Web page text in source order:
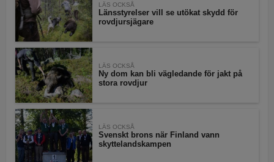
LÄS OCKSÅ
Länsstyrelser vill se utökat skydd för
rovdjursjägare
LÄS OCKSÅ
Ny dom kan bli vägledande för jakt på
stora rovdjur
LÄS OCKSÅ
Svenskt brons när Finland vann
skyttelandskampen